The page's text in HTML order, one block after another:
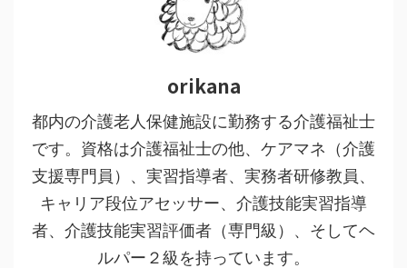
orikana
都内の介護老人保健施設に勤務する介護福祉士
です。資格は介護福祉士の他、ケアマネ（介護
支援専門員）、実習指導者、実務者研修教員、
キャリア段位アセッサー、介護技能実習指導
者、介護技能実習評価者（専門級）、そしてヘ
ルパー２級を持っています。